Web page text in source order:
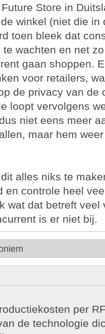
Store in
winkel (niet die in
toen bleek dat
wachten en net
gaan shoppen.
voor retailers,
de privacy van de
loopt vervolgens
niet eens meer
maar hem
alles niks te
en controle heel
wat dat betreft veel
is er niet bij.
per
de technologie